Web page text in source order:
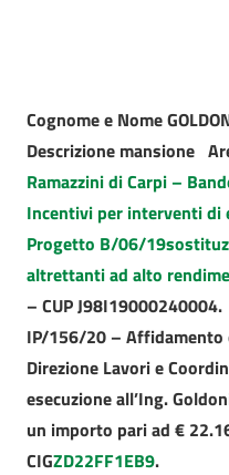
Cognome e Nome
Descrizione mansione
Ramazzini di Carpi –
Incentivi per interventi
Progetto B/06/19
altrettanti ad alto
– CUP J98I19000240004.
IP/156/20 – Affidamento
Direzione Lavori e
esecuzione all’Ing.
un importo pari ad €
CIGZD22FF1EB9.